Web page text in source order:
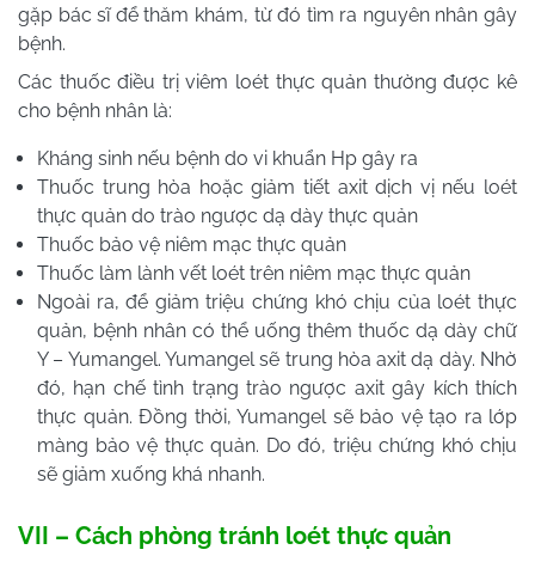
gặp bác sĩ để thăm khám, từ đó tìm ra nguyên nhân gây
bệnh.
Các thuốc điều trị viêm loét thực quản thường được kê
cho bệnh nhân là:
Kháng sinh nếu bệnh do vi khuẩn Hp gây ra
Thuốc trung hòa hoặc giảm tiết axit dịch vị nếu loét
thực quản do trào ngược dạ dày thực quản
Thuốc bảo vệ niêm mạc thực quản
Thuốc làm lành vết loét trên niêm mạc thực quản
Ngoài ra, để giảm triệu chứng khó chịu của loét thực
quản, bệnh nhân có thể uống thêm thuốc dạ dày chữ
Y – Yumangel. Yumangel sẽ trung hòa axit dạ dày. Nhờ
đó, hạn chế tình trạng trào ngược axit gây kích thích
thực quản. Đồng thời, Yumangel sẽ bảo vệ tạo ra lớp
màng bảo vệ thực quản. Do đó, triệu chứng khó chịu
sẽ giảm xuống khá nhanh.
VII – Cách phòng tránh loét thực quản